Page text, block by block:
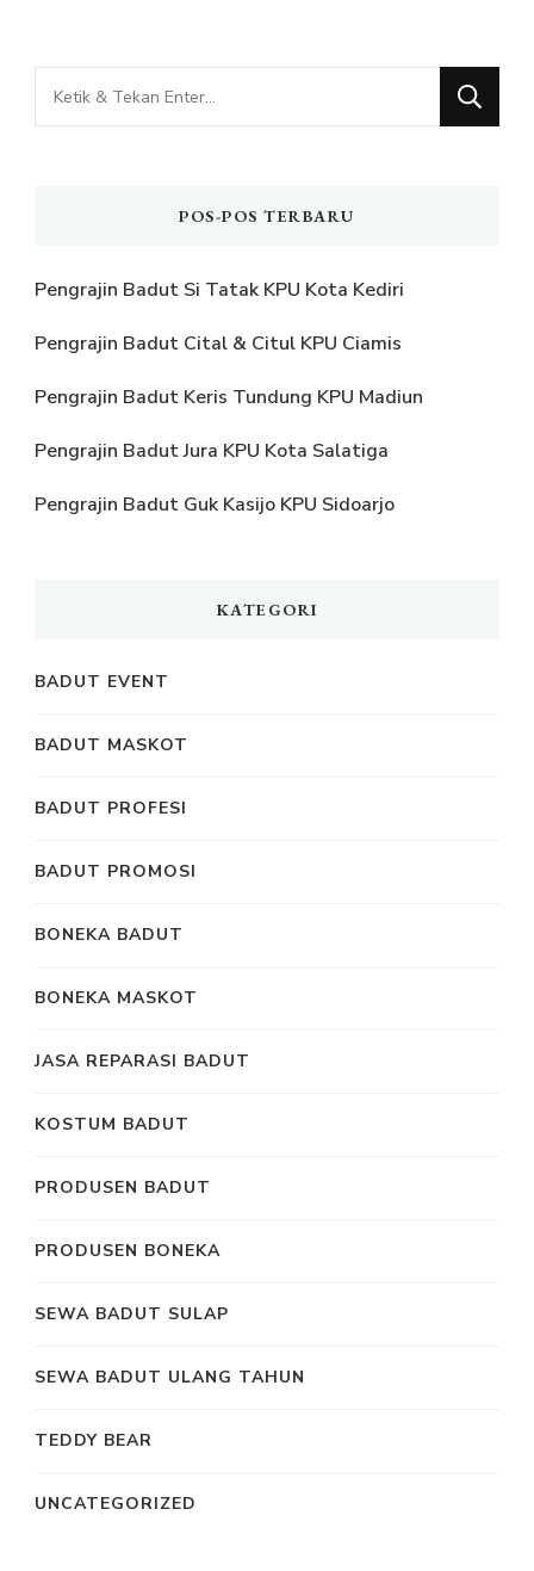
Mencari
Sesuatu?
POS-POS TERBARU
Pengrajin Badut Si Tatak KPU Kota Kediri
Pengrajin Badut Cital & Citul KPU Ciamis
Pengrajin Badut Keris Tundung KPU Madiun
Pengrajin Badut Jura KPU Kota Salatiga
Pengrajin Badut Guk Kasijo KPU Sidoarjo
KATEGORI
BADUT EVENT
BADUT MASKOT
BADUT PROFESI
BADUT PROMOSI
BONEKA BADUT
BONEKA MASKOT
JASA REPARASI BADUT
KOSTUM BADUT
PRODUSEN BADUT
PRODUSEN BONEKA
SEWA BADUT SULAP
SEWA BADUT ULANG TAHUN
TEDDY BEAR
UNCATEGORIZED